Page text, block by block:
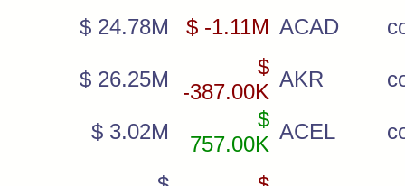
$ 24.78M $ -1.11M ACAD
$ 26.25M
$
-387.00K
AKR
$ 3.02M
$
757.00K
ACEL